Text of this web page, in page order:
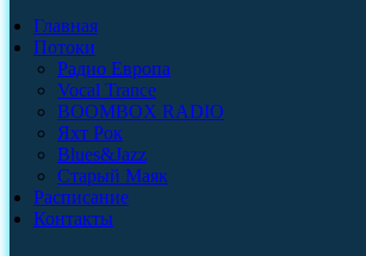
Главная
Потоки
Радио Европа
Vocal Trance
BOOMBOX RADIO
Яхт Рок
Blues&Jazz
Старый Маяк
Расписание
Контакты